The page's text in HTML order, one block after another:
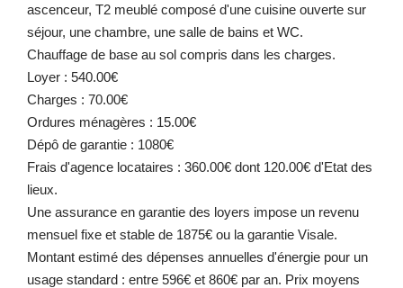
ascenceur, T2 meublé composé d'une cuisine ouverte sur
séjour, une chambre, une salle de bains et WC.
Chauffage de base au sol compris dans les charges.
Loyer : 540.00€
Charges : 70.00€
Ordures ménagères : 15.00€
Dépô de garantie : 1080€
Frais d'agence locataires : 360.00€ dont 120.00€ d'Etat des
lieux.
Une assurance en garantie des loyers impose un revenu
mensuel fixe et stable de 1875€ ou la garantie Visale.
Montant estimé des dépenses annuelles d'énergie pour un
usage standard : entre 596€ et 860€ par an. Prix moyens